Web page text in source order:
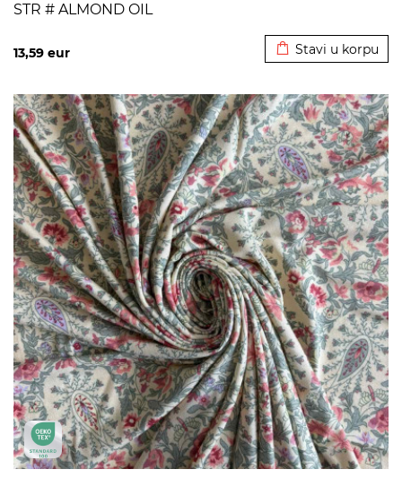
STR # ALMOND OIL
13,59 eur Stavi u korpu